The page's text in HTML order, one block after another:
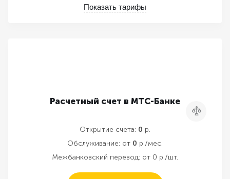
Показать тарифы
Расчетный счет в МТС-Банке
Сравнить
Открытие счета: 0 р.
Обслуживание: от 0 р./мес.
Межбанковский перевод: от 0 р./шт.